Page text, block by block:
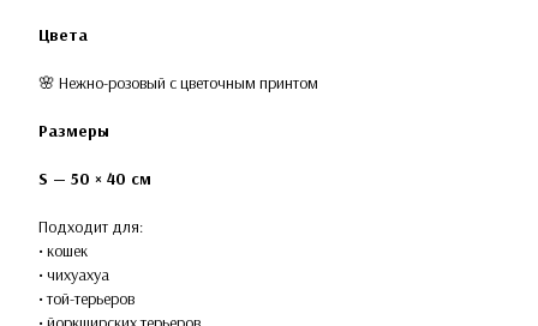
Цвета
🌸 Нежно-розовый с цветочным принтом
Размеры
S — 50 × 40 см
Подходит для:
• кошек
• чихуахуа
• той-терьеров